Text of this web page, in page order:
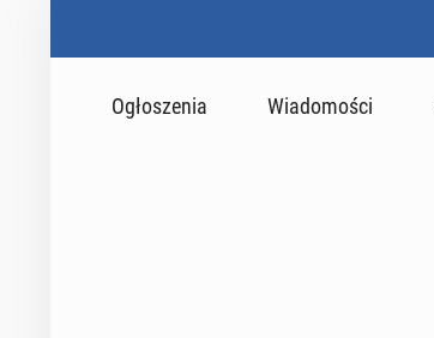
Ogłoszenia Wiadomości